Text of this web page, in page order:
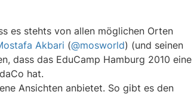
es stehts von allen möglichen Orten
Akbari (@mosworld) (und seinen
dass das EduCamp Hamburg 2010 eine
hat.
Ansichten anbietet. So gibt es den